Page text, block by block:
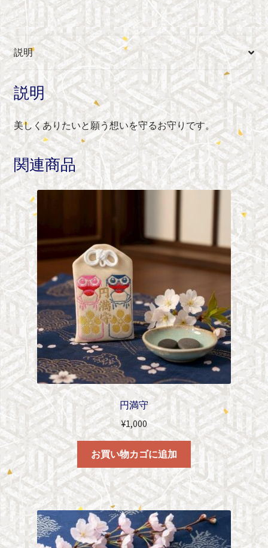
説明
説明
美しくありたいと願う想いを守るお守りです。
関連商品
円満守
¥1,000
お買い物カゴに追加